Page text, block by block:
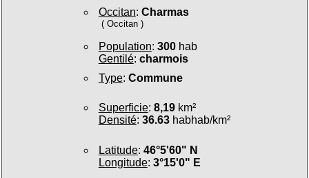
Occitan: Charmas
( Occitan )
Population: 300hab
Gentilé: charmois
Type: Commune
Superficie: 8,19km²
Densité: 36.63habhab/km²
Latitude: 46°5'60" N
Longitude: 3°15'0" E